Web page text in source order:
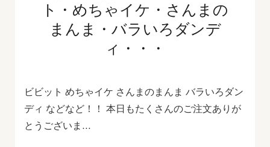
ト・めちゃイケ・さんまの
まんま・バラいろダンデ
ィ・・・
ビビット めちゃイケ さんまのまんま バラいろダン
ディ などなど！！ 本日もたくさんのご注文ありが
とうございま…